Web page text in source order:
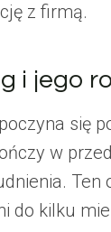
z firmą.
i jego
się
w
Ten
do kilku